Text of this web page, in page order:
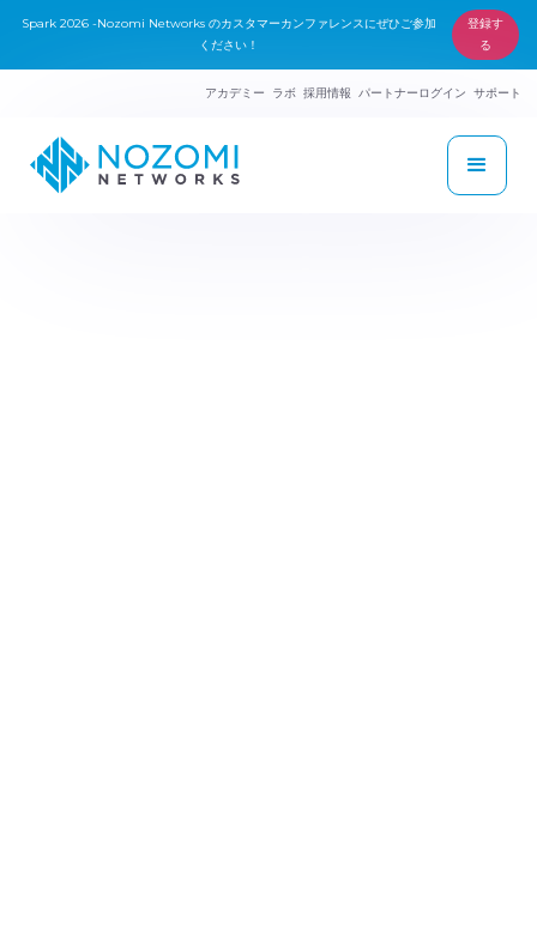
Spark 2026 -Nozomi Networks のカスタマーカンファレンスにぜひご参加
ください！
登録す
る
アカデミー ラボ 採用情報 パートナーログイン サポート